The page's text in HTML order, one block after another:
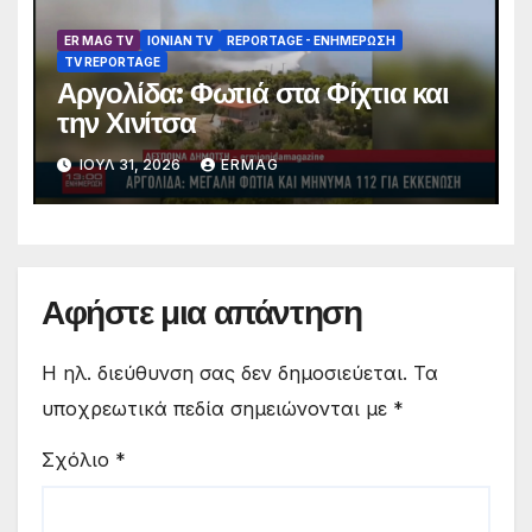
ER MAG TV IONIAN TV
REPORTAGE - EΝΗΜΈΡΩΣΗ
TV REPORTAGE
Αργολίδα: Φωτιά στα Φίχτια και
την Χινίτσα
ΙΟΎΛ 31, 2026 ERMAG
Αφήστε μια απάντηση
Η ηλ. διεύθυνση σας δεν δημοσιεύεται. Τα
υποχρεωτικά πεδία σημειώνονται με *
Σχόλιο *